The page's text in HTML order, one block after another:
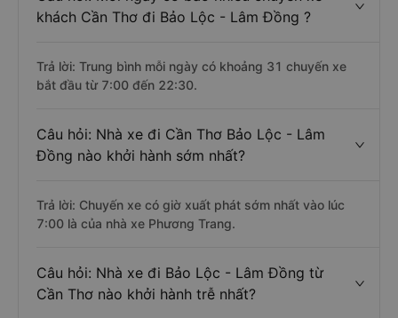
khách Cần Thơ đi Bảo Lộc - Lâm Đồng ?
Trả lời: Trung bình mỗi ngày có khoảng 31 chuyến xe
bắt đầu từ 7:00 đến 22:30.
Câu hỏi: Nhà xe đi Cần Thơ Bảo Lộc - Lâm
Đồng nào khởi hành sớm nhất?
Trả lời: Chuyến xe có giờ xuất phát sớm nhất vào lúc
7:00 là của nhà xe Phương Trang.
Câu hỏi: Nhà xe đi Bảo Lộc - Lâm Đồng từ
Cần Thơ nào khởi hành trễ nhất?